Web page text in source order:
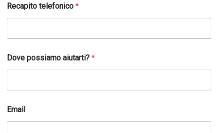
Recapito telefonico*
Dove possiamo aiutarti?*
Email